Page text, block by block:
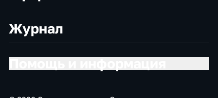
Журнал